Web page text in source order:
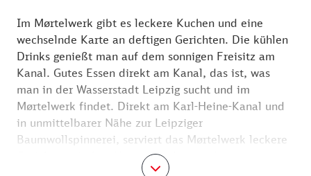
Im Mørtelwerk gibt es leckere Kuchen und eine
wechselnde Karte an deftigen Gerichten. Die kühlen
Drinks genießt man auf dem sonnigen Freisitz am
Kanal. Gutes Essen direkt am Kanal, das ist, was
man in der Wasserstadt Leipzig sucht und im
Mørtelwerk findet. Direkt am Karl-Heine-Kanal und
in unmittelbarer Nähe zur Leipziger
Baumwollspinnerei, serviert das Mørtelwerk leckere
Gerichte zwischen Hausmannskost und
experimenteller Küche. Passend zu den liebevoll